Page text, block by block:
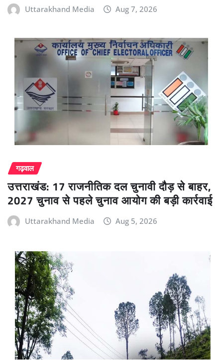
Uttarakhand Media Aug 7, 2026
गढ़वाल
उत्तराखंड: 17 राजनीतिक दल चुनावी दौड़ से बाहर,
2027 चुनाव से पहले चुनाव आयोग की बड़ी कार्रवाई
Uttarakhand Media Aug 5, 2026